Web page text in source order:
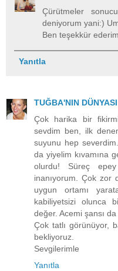
Çürütmeler
deniyorum yani:)
Ben teşekkür
Yanıtla
TUĞBA'NIN DÜNYASI
Çok harika bir
sevdim ben, ilk
suyunu hep
da yiyelim kıvamına
olurdu! Süreç
inanıyorum. Çok zor
uygun ortamı
kabiliyetsizi olunca
değer. Acemi şansı
Çok tatlı görünüyor,
bekliyoruz.
Sevgilerimle
Yanıtla